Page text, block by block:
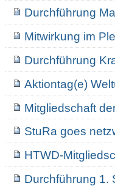
Durchführung
Mitwirkung im
Durchführung
Aktiontag(e)
Mitgliedschaft
StuRa goes
HTWD-
Durchführung 1.